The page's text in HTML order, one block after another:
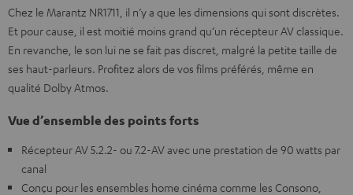
Chez le Marantz NR1711, il n’y a que les dimensions qui sont discrètes.
Et pour cause, il est moitié moins grand qu’un récepteur AV classique.
En revanche, le son lui ne se fait pas discret, malgré la petite taille de
ses haut-parleurs. Profitez alors de vos films préférés, même en
qualité Dolby Atmos.
Vue d’ensemble des points forts
Récepteur AV 5.2.2- ou 7.2-AV avec une prestation de 90 watts par
canal
Conçu pour les ensembles home cinéma comme les Consono,